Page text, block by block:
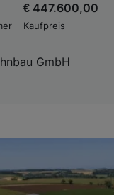
€ 447.600,00
Kaufpreis
GmbH